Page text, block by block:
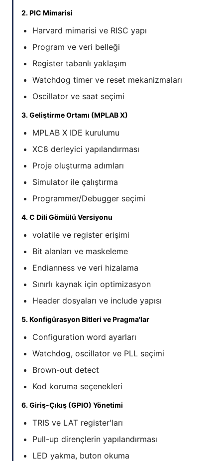
2. PIC Mimarisi
Harvard mimarisi ve RISC yapı
Program ve veri belleği
Register tabanlı yaklaşım
Watchdog timer ve reset mekanizmaları
Oscillator ve saat seçimi
3. Geliştirme Ortamı (MPLAB X)
MPLAB X IDE kurulumu
XC8 derleyici yapılandırması
Proje oluşturma adımları
Simulator ile çalıştırma
Programmer/Debugger seçimi
4. C Dili Gömülü Versiyonu
volatile ve register erişimi
Bit alanları ve maskeleme
Endianness ve veri hizalama
Sınırlı kaynak için optimizasyon
Header dosyaları ve include yapısı
5. Konfigürasyon Bitleri ve Pragma'lar
Configuration word ayarları
Watchdog, oscillator ve PLL seçimi
Brown-out detect
Kod koruma seçenekleri
6. Giriş-Çıkış (GPIO) Yönetimi
TRIS ve LAT register'ları
Pull-up dirençlerin yapılandırması
LED yakma, buton okuma